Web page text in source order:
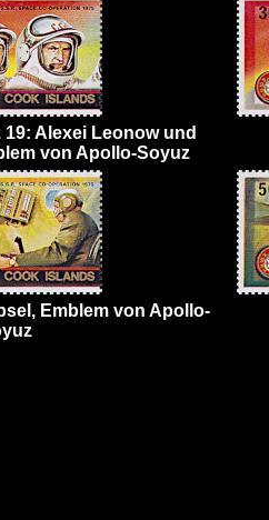
Alexei Leonow und
von Apollo-Soyuz
Emblem von Apollo-